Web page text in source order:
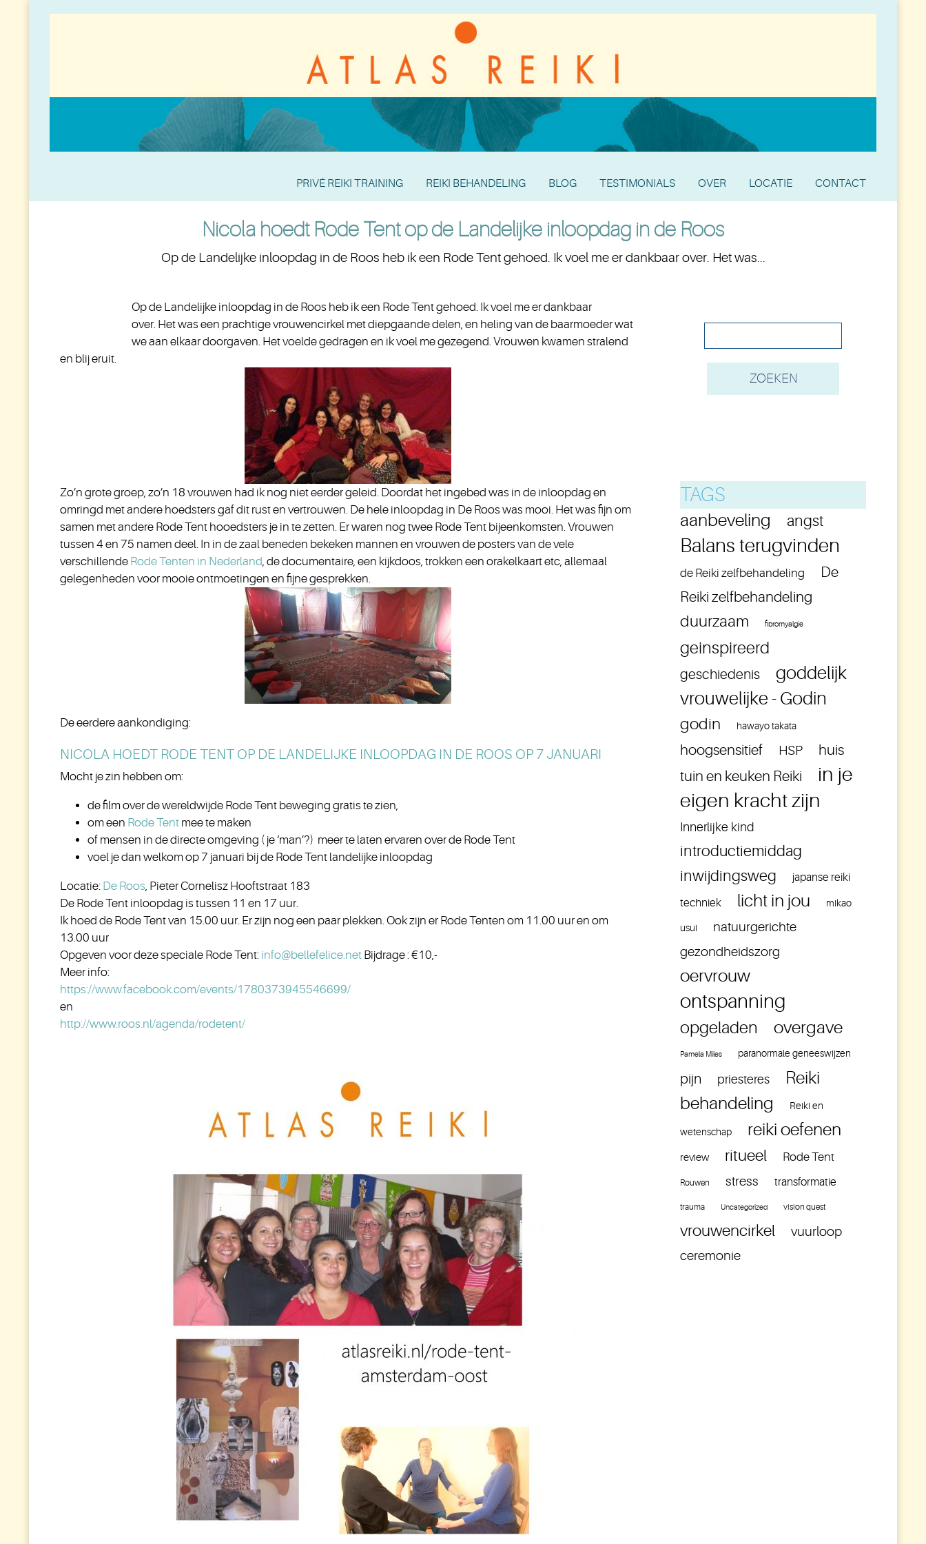
PRIVÉ REIKI TRAINING REIKI BEHANDELING BLOG TESTIMONIALS OVER LOCATIE CONTACT
Nicola hoedt Rode Tent op de Landelijke inloopdag in de Roos
Op de Landelijke inloopdag in de Roos heb ik een Rode Tent gehoed. Ik voel me er dankbaar over. Het was...
Op de Landelijke inloopdag in de Roos heb ik een Rode Tent gehoed. Ik voel me er dankbaar
over. Het was een prachtige vrouwencirkel met diepgaande delen, en heling van de baarmoeder wat
we aan elkaar doorgaven. Het voelde gedragen en ik voel me gezegend. Vrouwen kwamen stralend
en blij eruit.
Zo’n grote groep, zo’n 18 vrouwen had ik nog niet eerder geleid. Doordat het ingebed was in de inloopdag en
omringd met andere hoedsters gaf dit rust en vertrouwen. De hele inloopdag in De Roos was mooi. Het was fijn om
samen met andere Rode Tent hooedsters je in te zetten. Er waren nog twee Rode Tent bijeenkomsten. Vrouwen
tussen 4 en 75 namen deel. In in de zaal beneden bekeken mannen en vrouwen de posters van de vele
verschillende Rode Tenten in Nederland, de documentaire, een kijkdoos, trokken een orakelkaart etc, allemaal
gelegenheden voor mooie ontmoetingen en fijne gesprekken.
De eerdere aankondiging:
NICOLA HOEDT RODE TENT OP DE LANDELIJKE INLOOPDAG IN DE ROOS OP 7 JANUARI
Mocht je zin hebben om:
de film over de wereldwijde Rode Tent beweging gratis te zien,
om een Rode Tent mee te maken
of mensen in de directe omgeving ( je ‘man’?) meer te laten ervaren over de Rode Tent
voel je dan welkom op 7 januari bij de Rode Tent landelijke inloopdag
Locatie: De Roos, Pieter Cornelisz Hooftstraat 183
De Rode Tent inloopdag is tussen 11 en 17 uur.
Ik hoed de Rode Tent van 15.00 uur. Er zijn nog een paar plekken. Ook zijn er Rode Tenten om 11.00 uur en om
13.00 uur
Opgeven voor deze speciale Rode Tent: info@bellefelice.net Bijdrage: €10,-
Meer info:
https://www.facebook.com/events/1780373945546699/
en
http://www.roos.nl/agenda/rodetent/
TAGS
aanbeveling angst
Balans terugvinden
de Reiki zelfbehandeling
De
Reiki zelfbehandeling
duurzaam fibromyalgie
geinspireerd
geschiedenis
goddelijk
vrouwelijke - Godin
godin hawayo takata
hoogsensitief HSP
huis
tuin en keuken Reiki
in je
eigen kracht zijn
Innerlijke kind
introductiemiddag
inwijdingsweg
japanse reiki
techniek licht in jou mikao
usui
natuurgerichte
gezondheidszorg
oervrouw
ontspanning
opgeladen overgave
Pamela Miles paranormale geneeswijzen
pijn priesteres
Reiki
behandeling
Reiki en
wetenschap reiki oefenen
review ritueel Rode Tent
Rouwen stress transformatie
trauma Uncategorized vision quest
vrouwencirkel
vuurloop
ceremonie